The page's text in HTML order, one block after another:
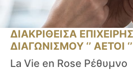
ΔΙΑΚΡΙΘΕΙΣΑ
ΔΙΑΓΩΝΙΣΜΟΥ ‘’ ΑΕΤΟΙ ‘’
La Vie en Rose Ρέθυμνο